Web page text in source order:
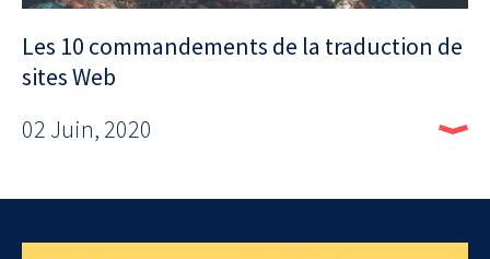
Les 10 commandements de la traduction de
sites Web
02 Juin, 2020